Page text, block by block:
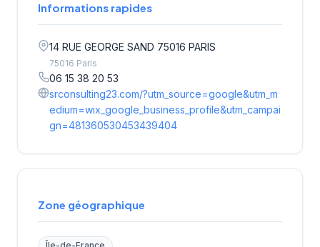
Informations rapides
14 RUE GEORGE SAND 75016 PARIS
75016 Paris
06 15 38 20 53
srconsulting23.com/?utm_source=google&utm_m
edium=wix_google_business_profile&utm_campai
gn=481360530453439404
Zone géographique